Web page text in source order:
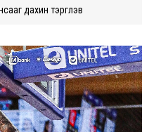
даxин тэргүүлэв